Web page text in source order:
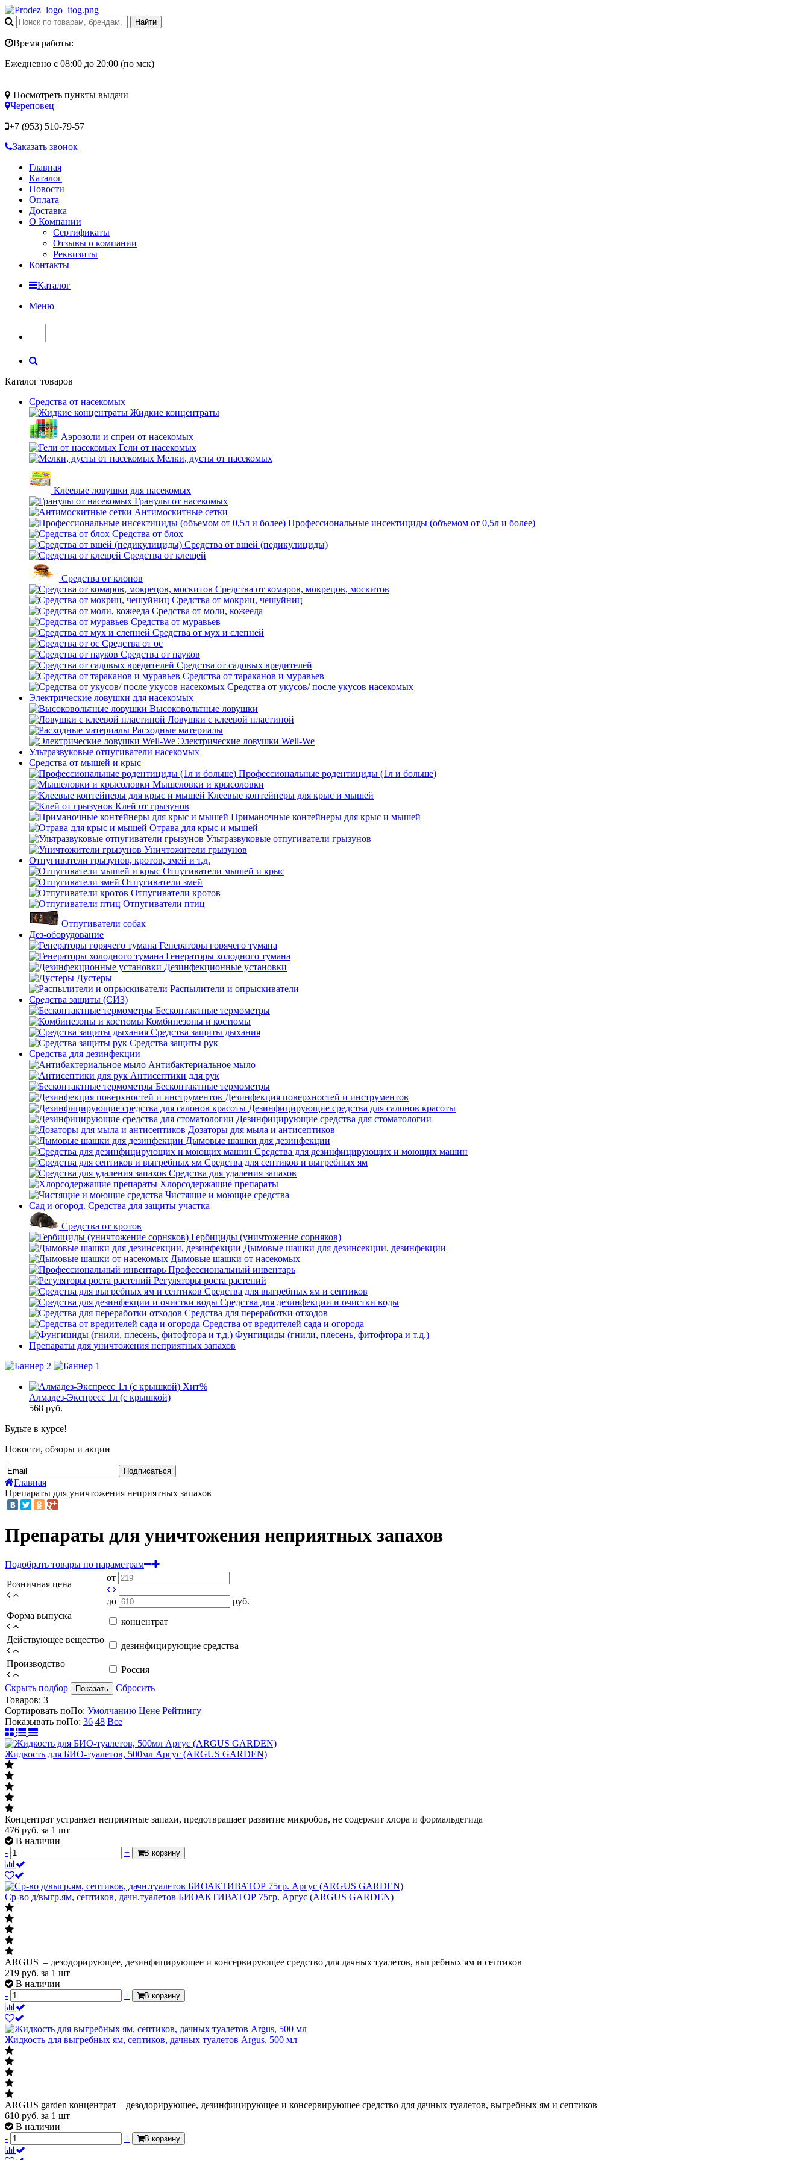
Время работы:
Ежедневно с 08:00 до 20:00 (по мск)
Посмотреть пункты выдачи
Череповец
+7 (953) 510-79-57
Заказать звонок
Главная
Каталог
Новости
Оплата
Доставка
О Компании
Сертификаты
Отзывы о компании
Реквизиты
Контакты
Каталог
Меню
Каталог товаров
Средства от насекомых
Жидкие концентраты
Аэрозоли и спреи от насекомых
Гели от насекомых
Мелки, дусты от насекомых
Клеевые ловушки для насекомых
Гранулы от насекомых
Антимоскитные сетки
Профессиональные инсектициды (объемом от 0,5л и более)
Средства от блох
Средства от вшей (педикулициды)
Средства от клещей
Средства от клопов
Средства от комаров, мокрецов, москитов
Средства от мокриц, чешуйниц
Средства от моли, кожееда
Средства от муравьев
Средства от мух и слепней
Средства от ос
Средства от пауков
Средства от садовых вредителей
Средства от тараканов и муравьев
Средства от укусов/ после укусов насекомых
Электрические ловушки для насекомых
Высоковольтные ловушки
Ловушки с клеевой пластиной
Расходные материалы
Электрические ловушки Well-We
Ультразвуковые отпугиватели насекомых
Средства от мышей и крыс
Профессиональные родентициды (1л и больше)
Мышеловки и крысоловки
Клеевые контейнеры для крыс и мышей
Клей от грызунов
Приманочные контейнеры для крыс и мышей
Отрава для крыс и мышей
Ультразвуковые отпугиватели грызунов
Уничтожители грызунов
Отпугиватели грызунов, кротов, змей и т.д.
Отпугиватели мышей и крыс
Отпугиватели змей
Отпугиватели кротов
Отпугиватели птиц
Отпугиватели собак
Дез-оборудование
Генераторы горячего тумана
Генераторы холодного тумана
Дезинфекционные установки
Дустеры
Распылители и опрыскиватели
Средства защиты (СИЗ)
Бесконтактные термометры
Комбинезоны и костюмы
Средства защиты дыхания
Средства защиты рук
Средства для дезинфекции
Антибактериальное мыло
Антисептики для рук
Бесконтактные термометры
Дезинфекция поверхностей и инструментов
Дезинфицирующие средства для салонов красоты
Дезинфицирующие средства для стоматологии
Дозаторы для мыла и антисептиков
Дымовые шашки для дезинфекции
Средства для дезинфицирующих и моющих машин
Средства для септиков и выгребных ям
Средства для удаления запахов
Хлорсодержащие препараты
Чистящие и моющие средства
Сад и огород. Средства для защиты участка
Средства от кротов
Гербициды (уничтожение сорняков)
Дымовые шашки для дезинсекции, дезинфекции
Дымовые шашки от насекомых
Профессиональный инвентарь
Регуляторы роста растений
Средства для выгребных ям и септиков
Средства для дезинфекции и очистки воды
Средства для переработки отходов
Средства от вредителей сада и огорода
Фунгициды (гнили, плесень, фитофтора и т.д.)
Препараты для уничтожения неприятных запахов
Хит%
Алмадез-Экспресс 1л (с крышкой)
568 руб.
Будьте в курсе!
Новости, обзоры и акции
Подписаться
Главная
Препараты для уничтожения неприятных запахов
Препараты для уничтожения неприятных запахов
Подобрать товары по параметрам
Розничная цена
от
до
руб.
Форма выпуска
концентрат
Действующее вещество
дезинфицирующие средства
Производство
Россия
Скрыть подбор
Показать
Сбросить
Товаров: 3
Сортировать поПо: Умолчанию Цене Рейтингу
Показывать поПо: 36 48 Все
Жидкость для БИО-туалетов, 500мл Аргус (ARGUS GARDEN)
Концентрат устраняет неприятные запахи, предотвращает развитие микробов, не содержит хлора и формальдегида
476 руб. за 1 шт
В наличии
-
+ В корзину
Ср-во д/выгр.ям, септиков, дачн.туалетов БИОАКТИВАТОР 75гр. Аргус (ARGUS GARDEN)
ARGUS – дезодорирующее, дезинфицирующее и консервирующее средство для дачных туалетов, выгребных ям и септиков
219 руб. за 1 шт
В наличии
-
+ В корзину
Жидкость для выгребных ям, септиков, дачных туалетов Argus, 500 мл
ARGUS garden концентрат – дезодорирующее, дезинфицирующее и консервирующее средство для дачных туалетов, выгребных ям и септиков
610 руб. за 1 шт
В наличии
-
+ В корзину